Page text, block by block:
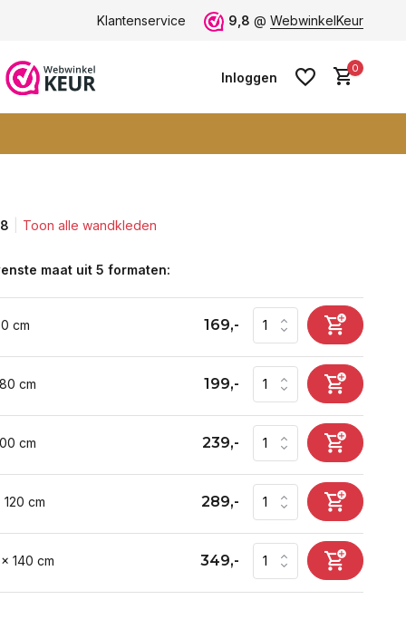
klantbeoordeling 9+ Grootste collectie -ruim 600+
Klantenservice 9,8 @ WebwinkelKeur
Inloggen
0
Toon alle wandkleden
maat uit 5 formaten:
cm 169,-
cm 199,-
cm 239,-
cm 289,-
140 cm 349,-